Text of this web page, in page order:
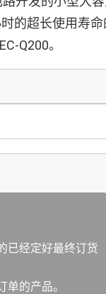
的超长使用寿命
Q200。
已经定好最终订货
的产品。